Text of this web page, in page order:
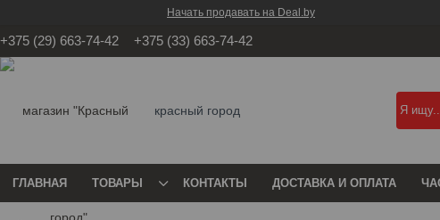
Начать продавать на Deal.by
+375 (29) 663-74-42 +375 (33) 663-74-42
красный город
ГЛАВНАЯ ТОВАРЫ КОНТАКТЫ ДОСТАВКА И ОПЛАТА